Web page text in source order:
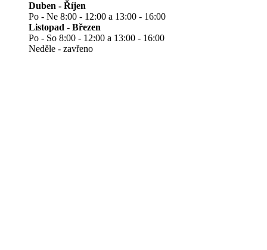
Duben - Říjen
Po - Ne 8:00 - 12:00 a 13:00 - 16:00
Listopad - Březen
Po - So 8:00 - 12:00 a 13:00 - 16:00
Neděle - zavřeno